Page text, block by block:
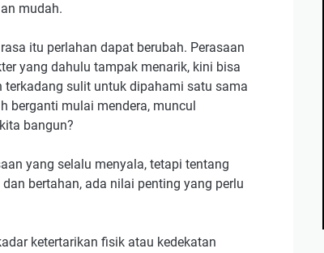
mudah.
itu perlahan dapat berubah. Perasaan
yang dahulu tampak menarik, kini bisa
terkadang sulit untuk dipahami satu sama
berganti mulai mendera, muncul
bangun?
yang selalu menyala, tetapi tentang
bertahan, ada nilai penting yang perlu
ketertarikan fisik atau kedekatan